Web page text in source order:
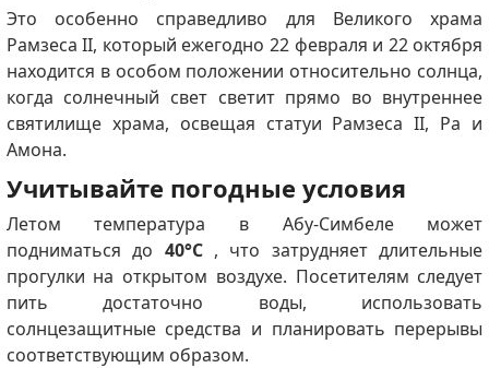
Это особенно справедливо для Великого храма
Рамзеса II, который ежегодно 22 февраля и 22 октября
находится в особом положении относительно солнца,
когда солнечный свет светит прямо во внутреннее
святилище храма, освещая статуи Рамзеса II, Ра и
Амона.
Учитывайте погодные условия
Летом температура в Абу-Симбеле может
подниматься до 40°C, что затрудняет длительные
прогулки на открытом воздухе. Посетителям следует
пить достаточно воды, использовать
солнцезащитные средства и планировать перерывы
соответствующим образом.